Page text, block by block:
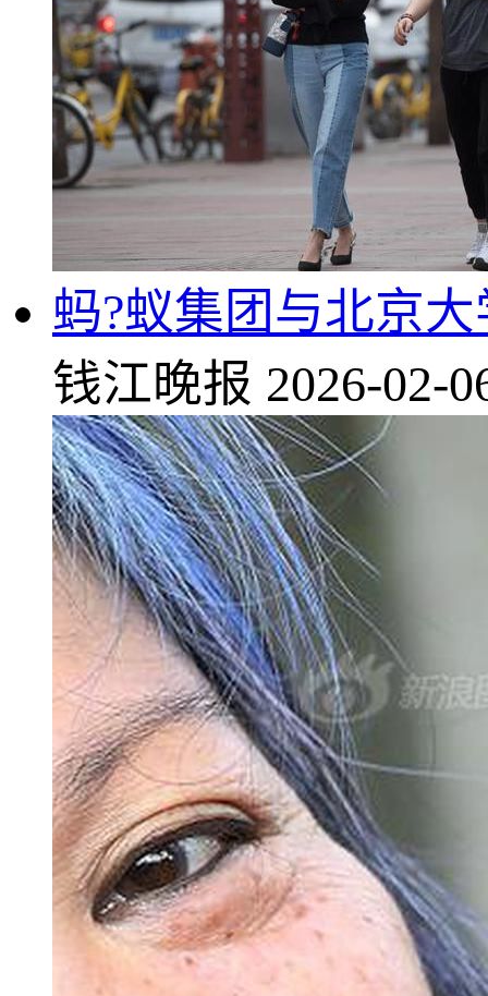
蚂?蚁集团与北京
钱江晚报 2026-02-